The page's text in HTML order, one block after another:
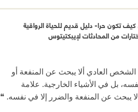
تكون حرا- دليل قديم للحياة الرواقية
من المحادثات لإيبكتيتوس
العادي ألا يبحث عن المنفعة أو
بل في الأشياء الخارجية. علامة
يبحث عن المنفعة والضرر إلا في نفسه. ❝